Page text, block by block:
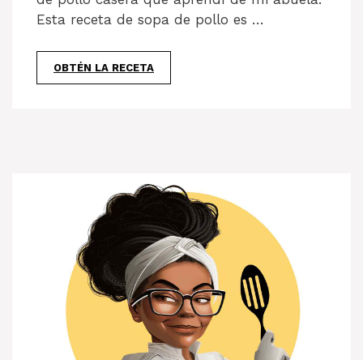
Esta receta de sopa de pollo es …
OBTÉN LA RECETA